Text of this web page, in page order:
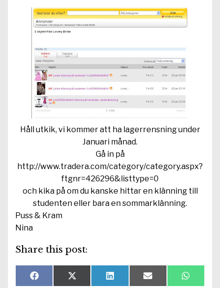
Håll utkik, vi kommer att ha lagerrensning under
Januari månad.
Gå in på
http://www.tradera.com/category/category.aspx?
ftgnr=426296&listtype=0
och kika på om du kanske hittar en klänning till
studenten eller bara en sommarklänning.
Puss & Kram
Nina
Share this post:
Dela
F
Dela
X
Dela
L
Dela
E
Dela
W